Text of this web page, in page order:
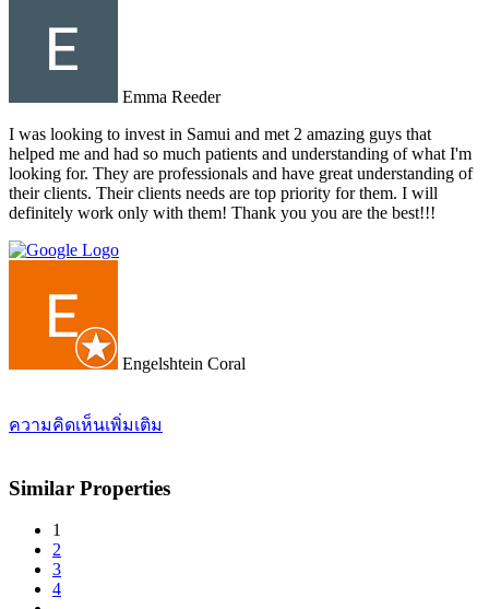
Emma Reeder
I was looking to invest in Samui and met 2 amazing guys that
helped me and had so much patients and understanding of what I'm
looking for. They are professionals and have great understanding of
their clients. Their clients needs are top priority for them. I will
definitely work only with them! Thank you you are the best!!!
Engelshtein Coral
ความคิดเห็นเพิ่มเติม
Similar Properties
1
2
3
4